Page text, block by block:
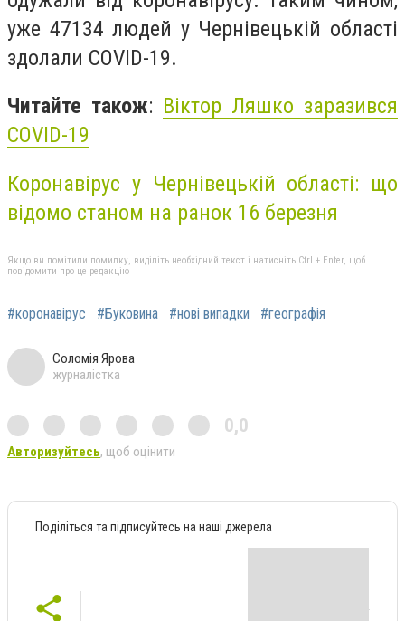
уже 47134 людей у Чернівецькій області
здолали COVID-19.
Читайте також: Віктор Ляшко заразився
COVID-19
Коронавірус у Чернівецькій області: що
відомо станом на ранок 16 березня
Якщо ви помітили помилку, виділіть необхідний текст і натисніть Ctrl + Enter, щоб
повідомити про це редакцію
#коронавірус #Буковина #нові випадки #географія
Соломія Ярова
журналістка
0,0
Авторизуйтесь, щоб оцінити
Поділіться та підписуйтесь на наші джерела